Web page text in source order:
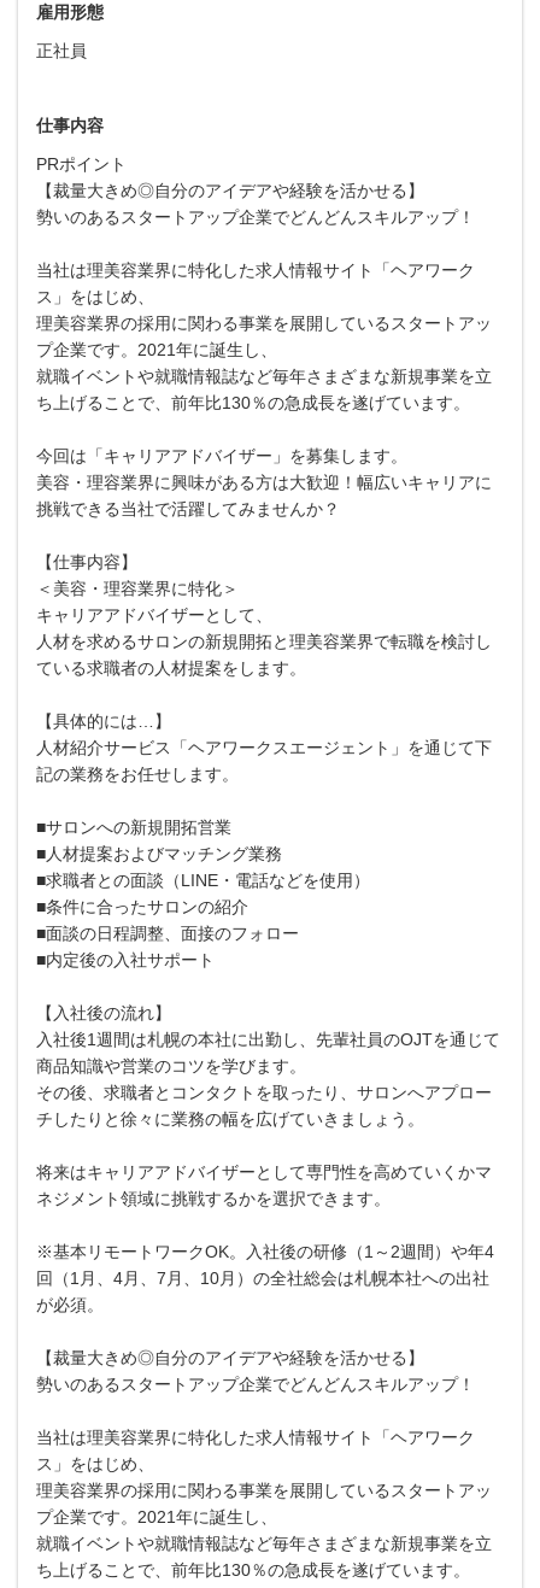
雇用形態
正社員
仕事内容
PRポイント
【裁量大きめ◎自分のアイデアや経験を活かせる】
勢いのあるスタートアップ企業でどんどんスキルアップ！
当社は理美容業界に特化した求人情報サイト「ヘアワーク
ス」をはじめ、
理美容業界の採用に関わる事業を展開しているスタートアッ
プ企業です。2021年に誕生し、
就職イベントや就職情報誌など毎年さまざまな新規事業を立
ち上げることで、前年比130％の急成長を遂げています。
今回は「キャリアアドバイザー」を募集します。
美容・理容業界に興味がある方は大歓迎！幅広いキャリアに
挑戦できる当社で活躍してみませんか？
【仕事内容】
＜美容・理容業界に特化＞
キャリアアドバイザーとして、
人材を求めるサロンの新規開拓と理美容業界で転職を検討し
ている求職者の人材提案をします。
【具体的には…】
人材紹介サービス「ヘアワークスエージェント」を通じて下
記の業務をお任せします。
■サロンへの新規開拓営業
■人材提案およびマッチング業務
■求職者との面談（LINE・電話などを使用）
■条件に合ったサロンの紹介
■面談の日程調整、面接のフォロー
■内定後の入社サポート
【入社後の流れ】
入社後1週間は札幌の本社に出勤し、先輩社員のOJTを通じて
商品知識や営業のコツを学びます。
その後、求職者とコンタクトを取ったり、サロンへアプロー
チしたりと徐々に業務の幅を広げていきましょう。
将来はキャリアアドバイザーとして専門性を高めていくかマ
ネジメント領域に挑戦するかを選択できます。
※基本リモートワークOK。入社後の研修（1～2週間）や年4
回（1月、4月、7月、10月）の全社総会は札幌本社への出社
が必須。
【裁量大きめ◎自分のアイデアや経験を活かせる】
勢いのあるスタートアップ企業でどんどんスキルアップ！
当社は理美容業界に特化した求人情報サイト「ヘアワーク
ス」をはじめ、
理美容業界の採用に関わる事業を展開しているスタートアッ
プ企業です。2021年に誕生し、
就職イベントや就職情報誌など毎年さまざまな新規事業を立
ち上げることで、前年比130％の急成長を遂げています。